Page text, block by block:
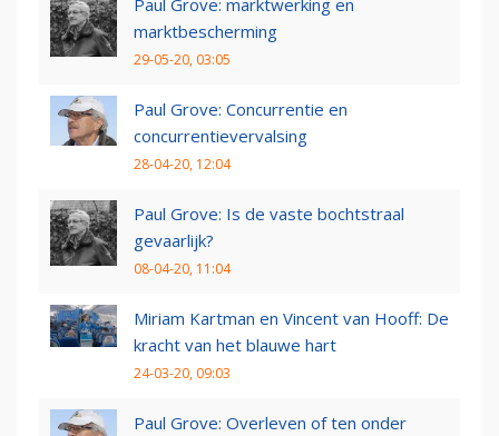
marktbescherming
29-05-20, 03:05
Paul Grove: Concurrentie en
concurrentievervalsing
28-04-20, 12:04
Paul Grove: Is de vaste bochtstraal
gevaarlijk?
08-04-20, 11:04
Miriam Kartman en Vincent van Hooff: De
kracht van het blauwe hart
24-03-20, 09:03
Paul Grove: Overleven of ten onder